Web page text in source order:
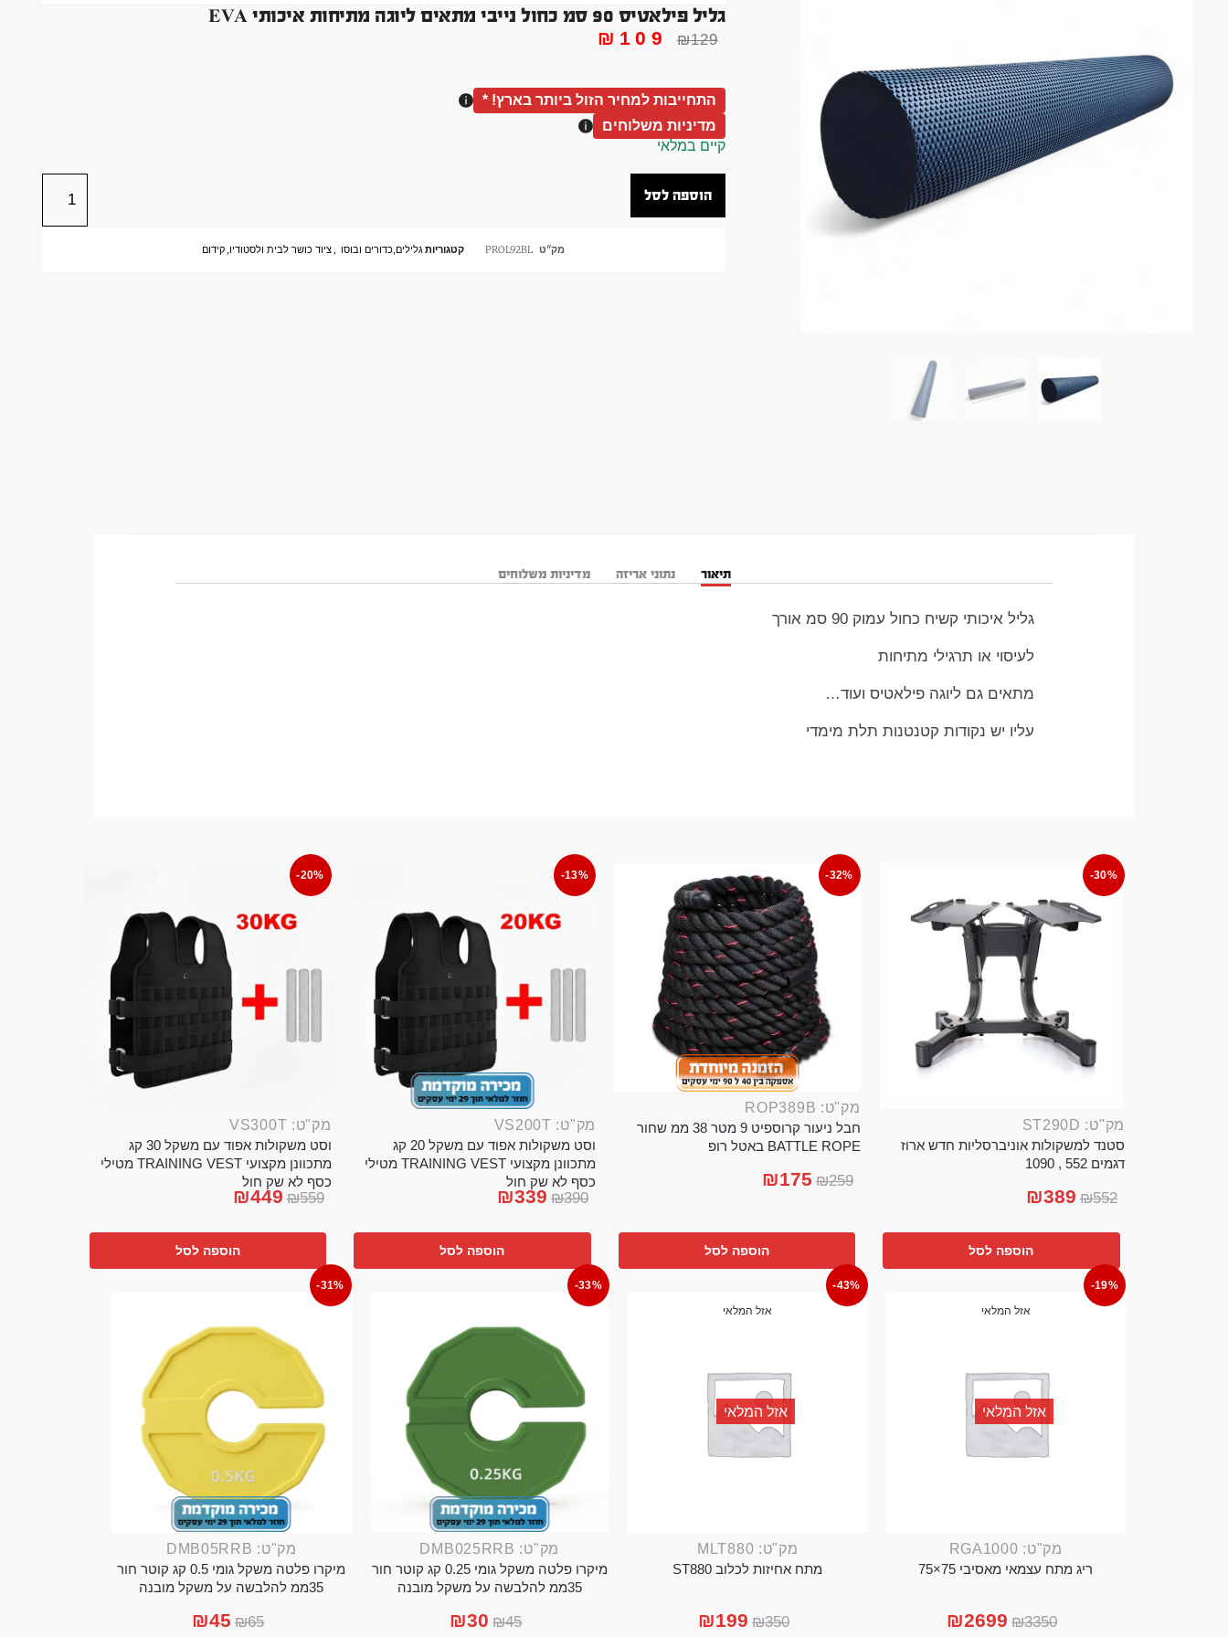
גליל פילאטיס 90 סמ כחול נייבי מתאים ליוגה מתיחות איכותי EVA
₪129
₪ 109
התחייבות למחיר הזול ביותר בארץ! *
מדיניות משלוחים
קיים במלאי
הוספה לסל
מק"ט PROL92BL קטגוריות גלילים,כדורים ובוסו ,ציוד כושר לבית ולסטודיו,קידום
תיאור נתוני אריזה מדיניות משלוחים
גליל איכותי קשיח כחול עמוק 90 סמ אורך
לעיסוי או תרגילי מתיחות
מתאים גם ליוגה פילאטיס ועוד…
עליו יש נקודות קטנטנות תלת מימדי
-30%
מק"ט: ST290D
סטנד למשקולות אוניברסליות חדש ארוז
דגמים 552 , 1090
₪552
₪389
הוספה לסל
-32%
מק"ט: ROP389B
חבל ניעור קרוספיט 9 מטר 38 ממ שחור
BATTLE ROPE באטל רופ
₪259
₪175
הוספה לסל
-13%
מק"ט: VS200T
וסט משקולות אפוד עם משקל 20 קג
מתכוונן מקצועי TRAINING VEST מטילי
כסף לא שק חול
₪390
₪339
הוספה לסל
-20%
מק"ט: VS300T
וסט משקולות אפוד עם משקל 30 קג
מתכוונן מקצועי TRAINING VEST מטילי
כסף לא שק חול
₪559
₪449
הוספה לסל
-19%
אזל המלאי
אזל המלאי
מק"ט: RGA1000
ריג מתח עצמאי מאסיבי 75×75
₪3350
₪2699
-43%
אזל המלאי
אזל המלאי
מק"ט: MLT880
מתח אחיזות לכלוב ST880
₪350
₪199
-33%
מק"ט: DMB025RRB
מיקרו פלטה משקל גומי 0.25 קג קוטר חור
35ממ להלבשה על משקל מובנה
₪45
₪30
-31%
מק"ט: DMB05RRB
מיקרו פלטה משקל גומי 0.5 קג קוטר חור
35ממ להלבשה על משקל מובנה
₪65
₪45